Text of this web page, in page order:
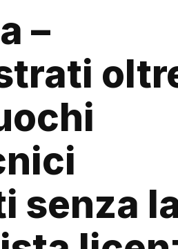
–
senza